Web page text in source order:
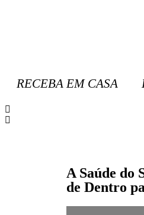
RECEBA EM CASA
A Saúde do
de Dentro